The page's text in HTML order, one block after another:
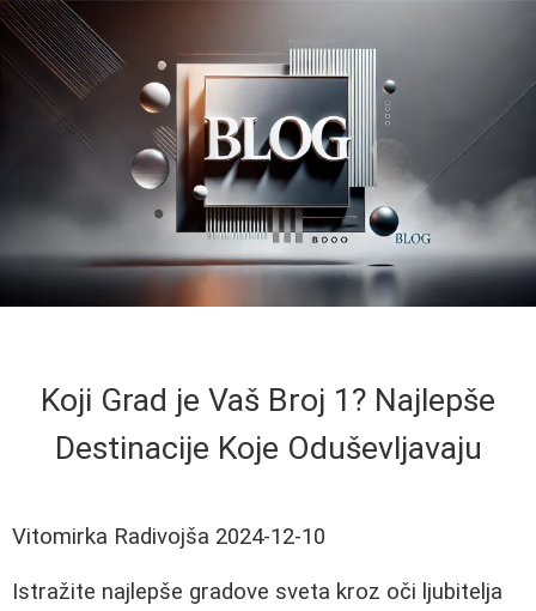
Koji Grad je Vaš Broj 1? Najlepše
Destinacije Koje Oduševljavaju
Vitomirka Radivojša 2024-12-10
Istražite najlepše gradove sveta kroz oči ljubitelja